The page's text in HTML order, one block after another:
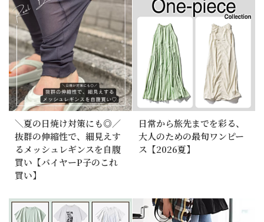
＼夏の日焼け対策にも◎／
抜群の伸縮性で、細見えす
るメッシュレギンスを自腹
買い【バイヤーP子のこれ
買い】
日常から旅先までを彩る、
大人のための最旬ワンピー
ス【2026夏】